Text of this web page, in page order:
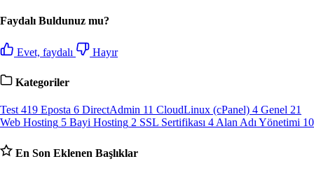
Faydalı Buldunuz mu?
Evet, faydalı Hayır
Kategoriler
Test 419 Eposta 6 DirectAdmin 11 CloudLinux (cPanel) 4 Genel 21
Web Hosting 5 Bayi Hosting 2 SSL Sertifikası 4Alan Adı Yönetimi 10
En Son Eklenen Başlıklar